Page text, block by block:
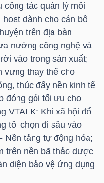
công tác quản lý môi
dành cho cán bộ
trên địa bàn
nướng công nghệ và
vào trong sản xuất;
vững thay thế cho
thúc đẩy nền kinh tế
đóng gói tối ưu cho
VTALK: Khi xã hội đổ
tôi chọn đi sâu vào
Nền tảng tự động hóa;
trên nền bã thảo dược
diện bảo vệ ứng dụng